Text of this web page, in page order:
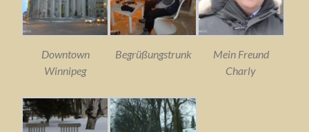
Downtown
Winnipeg
Begrüßungstrunk
Mein Freund
Charly